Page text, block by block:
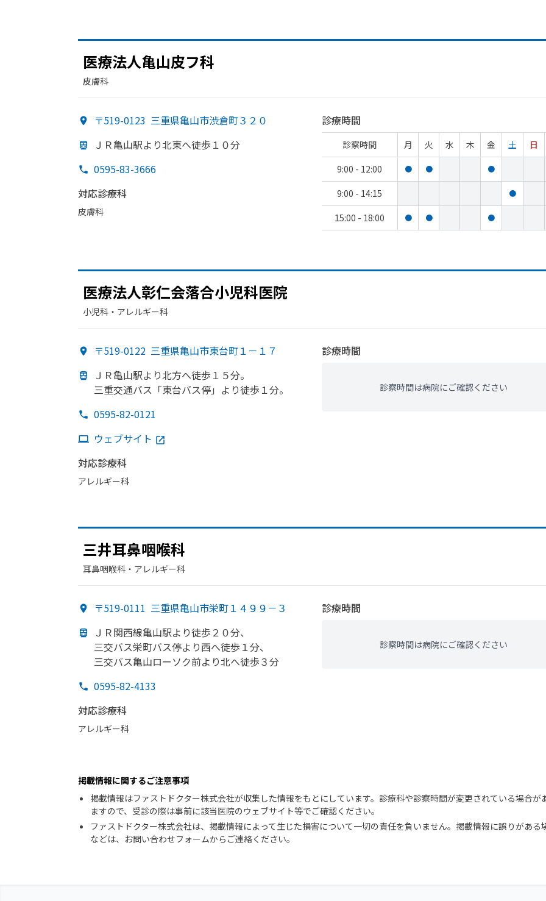
医療法人亀山皮フ科
皮膚科
〒519-0123 三重県亀山市渋倉町３２０
ＪＲ亀山駅より北東へ徒歩１０分
0595-83-3666
対応診療科
皮膚科
診療時間
診察時間 月 火 水 木 金 土
日
9:00 - 12:00
● ● ●
9:00 - 14:15 ●
15:00 - 18:00 ● ● ●
医療法人彰仁会落合小児科医院
小児科・​アレルギー科
〒519-0122 三重県亀山市東台町１－１７
ＪＲ亀山駅より北方へ徒歩１５分。
三重交通バス「東台バス停」より徒歩１分。
0595-82-0121
ウェブサイト
対応診療科
アレルギー科
診療時間
診察時間は病院にご確認ください
三井耳鼻咽喉科
耳鼻咽喉科・​アレルギー科
〒519-0111 三重県亀山市栄町１４９９－３
ＪＲ関西線亀山駅より徒歩２０分、
三交バス栄町バス停より西へ徒歩１分、
三交バス亀山ローソク前より北へ徒歩３分
0595-82-4133
対応診療科
アレルギー科
診療時間
診察時間は病院にご確認ください
掲載情報に関するご注意事項
掲載情報はファストドクター株式会社が収集した情報をもとにしています。診療科や診察時間が変更されている場合が
ますので、受診の際は事前に該当医院のウェブサイト等でご確認ください。
ファストドクター株式会社は、掲載情報によって生じた損害について一切の責任を負いません。掲載情報に誤りがある
などは、お問い合わせフォームからご連絡ください。